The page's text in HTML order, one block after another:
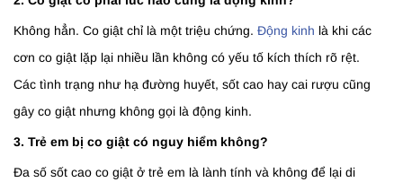
Không hẳn. Co giật chỉ là một triệu chứng. Động kinh là khi các
cơn co giật lặp lại nhiều lần không có yếu tố kích thích rõ rệt.
Các tình trạng như hạ đường huyết, sốt cao hay cai rượu cũng
gây co giật nhưng không gọi là động kinh.
3. Trẻ em bị co giật có nguy hiểm không?
Đa số sốt cao co giật ở trẻ em là lành tính và không để lại di